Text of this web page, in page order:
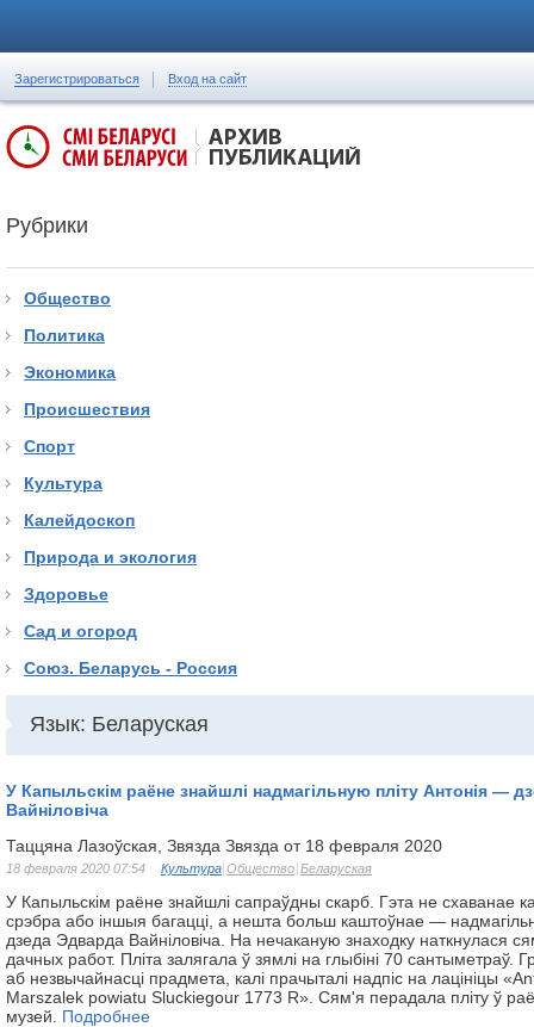
Зарегистрироваться Вход на сайт
Рубрики
Общество
Политика
Экономика
Происшествия
Спорт
Культура
Калейдоскоп
Природа и экология
Здоровье
Сад и огород
Союз. Беларусь - Россия
Язык: Беларуская
У Капыльскім раёне знайшлі надмагільную пліту Антонія —
Вайніловіча
Таццяна Лазоўская, Звязда Звязда от 18 февраля 2020
18 февраля 2020 07:54 Культура Общество Беларуская
У Капыльскім раёне знайшлі сапраўдны скарб. Гэта не схаванае
срэбра або іншыя багацці, а нешта больш каштоўнае —
дзеда Эдварда Вайніловіча. На нечаканую знаходку наткнулася
дачных работ. Пліта залягала ў зямлі на глыбіні 70 сантыметраў.
аб незвычайнасці прадмета, калі прачыталі надпіс на лацініцы
Mаrszаlеk роwіаtu Sluсkіеgоur 1773 R». Сям'я перадала пліту ў
музей. Подробнее